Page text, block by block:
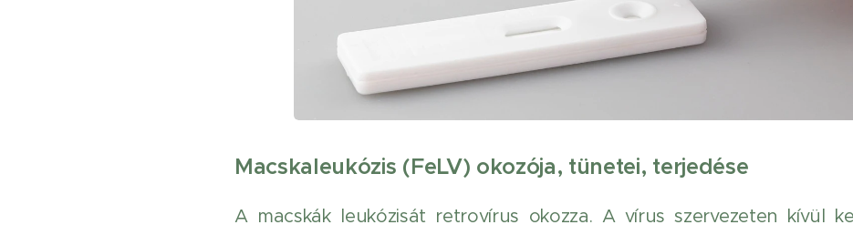
Macskaleukózis (FeLV) okozója, tünetei, terjedése
A macskák leukózisát retrovírus okozza. A vírus szervezeten kívül